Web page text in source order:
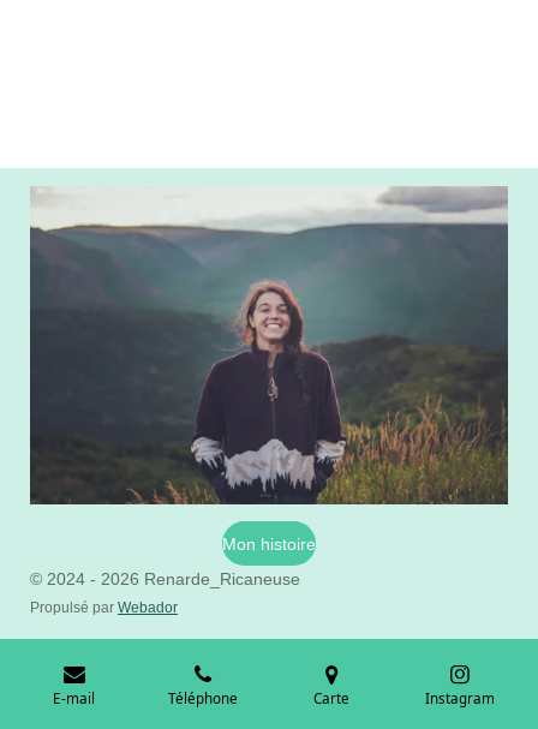
Mon histoire
© 2024 - 2026 Renarde_Ricaneuse
Propulsé par Webador
E-mail Téléphone Carte Instagram